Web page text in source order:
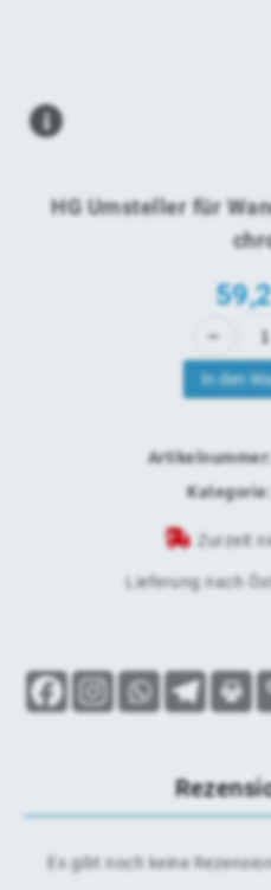
HG Umsteller für
In den
Artikelnummer:
Kategorie:
Zurzeit
Lieferung nach
Es gibt noch keine